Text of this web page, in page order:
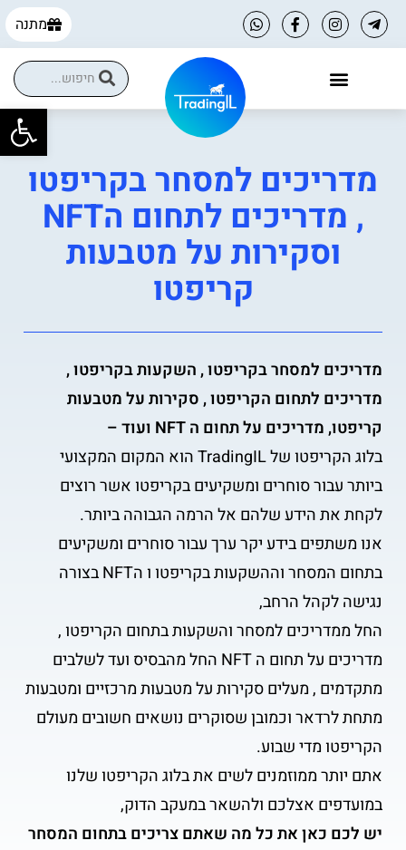
מתנה
מדריכים למסחר בקריפטו
, מדריכים לתחום הNFT
וסקירות על מטבעות
קריפטו
מדריכים למסחר בקריפטו , השקעות בקריפטו ,
מדריכים לתחום הקריפטו , סקירות על מטבעות
קריפטו, מדריכים על תחום ה NFT ועוד –
בלוג הקריפטו של TradingIL הוא המקום המקצועי
ביותר עבור סוחרים ומשקיעים בקריפטו אשר רוצים
לקחת את הידע שלהם אל הרמה הגבוהה ביותר.
אנו משתפים בידע יקר ערך עבור סוחרים ומשקיעים
בתחום המסחר וההשקעות בקריפטו ו הNFT בצורה
נגישה לקהל הרחב,
החל ממדריכים למסחר והשקעות בתחום הקריפטו ,
מדריכים על תחום ה NFT החל מהבסיס ועד לשלבים
מתקדמים , מעלים סקירות על מטבעות מרכזיים ומטבעות
מתחת לרדאר וכמובן שסוקרים נושאים חשובים מעולם
הקריפטו מדי שבוע.
אתם יותר ממוזמנים לשים את בלוג הקריפטו שלנו
במועדפים אצלכם ולהשאר במעקב הדוק,
יש לכם כאן את כל מה שאתם צריכים בתחום המסחר